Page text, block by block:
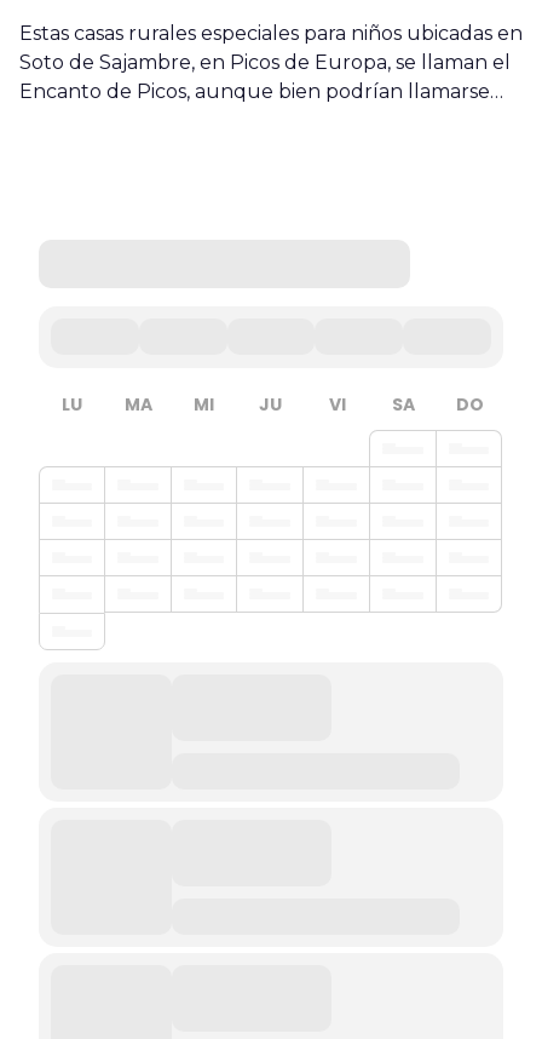
Estas casas rurales especiales para niños ubicadas en
Soto de Sajambre, en Picos de Europa, se llaman el
Encanto de Picos, aunque bien podrían llamarse…
LU MA MI JU VI SA DO